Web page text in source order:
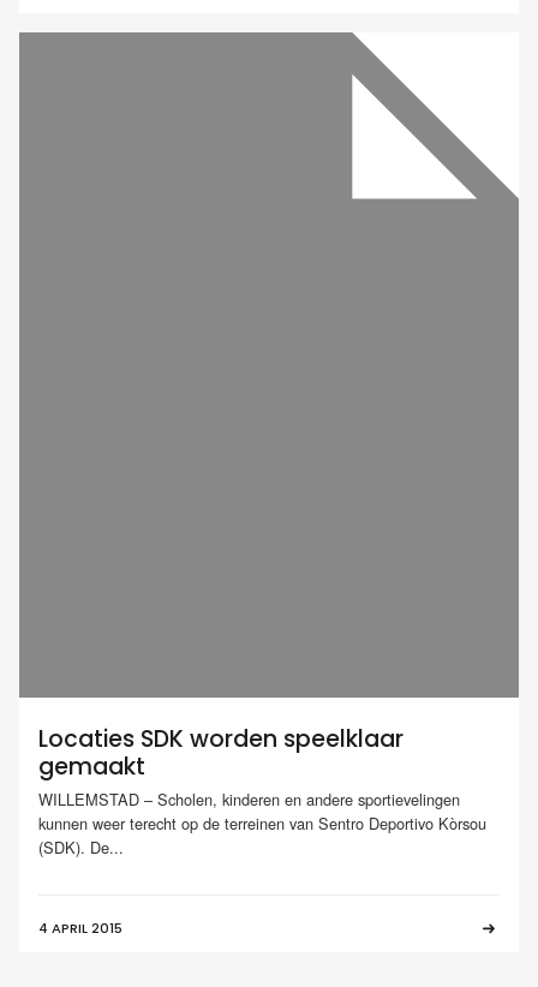
Locaties SDK worden speelklaar
gemaakt
WILLEMSTAD – Scholen, kinderen en andere sportievelingen
kunnen weer terecht op de terreinen van Sentro Deportivo Kòrsou
(SDK). De...
4 APRIL 2015